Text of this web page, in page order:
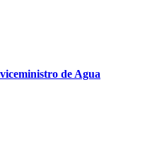
de Agua